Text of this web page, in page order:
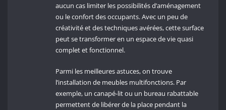
aucun cas limiter les possibilités d’aménagement
ou le confort des occupants. Avec un peu de
créativité et des techniques avérées, cette surface
peut se transformer en un espace de vie quasi
complet et fonctionnel.
Parmi les meilleures astuces, on trouve
l’installation de meubles multifonctions. Par
exemple, un canapé-lit ou un bureau rabattable
permettent de libérer de la place pendant la